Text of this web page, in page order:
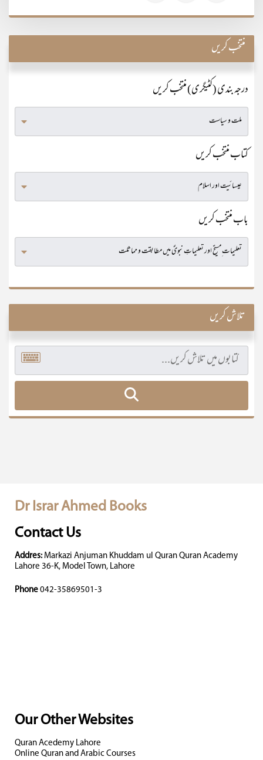
منتخب کریں
درجہ بندی (کٹیگری) منتخب کریں
کتاب منتخب کریں
باب منتخب کریں
تلاش کریں
Dr Israr Ahmed Books
Contact Us
Addres: Markazi Anjuman Khuddam ul Quran Quran Academy
Lahore 36-K, Model Town, Lahore
Phone 042-35869501-3
Our Other Websites
Quran Acedemy Lahore
Online Quran and Arabic Courses